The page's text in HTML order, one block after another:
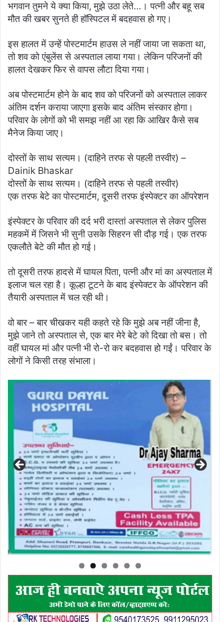
भगवान तुमने ये क्या किया, मुझे उठा लेते…। पत्नी और बहू सब
मौत की खबर सुनते ही हॉस्पिटल में बदहवास हो गए।
इस हालत में उन्हें पोस्टमार्टम हाउस ले नहीं जाया जा सकता था,
तो शव को एंबुलेंस से अस्पताल लाया गया। लेकिन परिजनों की
हालत देखकर फिर से वापस लौटा दिया गया।
अब पोस्टमार्टम होने के बाद शव को परिजनों को अस्पताल लाकर
अंतिम दर्शन कराया जाएगा इसके बाद अंतिम संस्कार होगा।
परिवार के लोगों को भी समझ नहीं आ रहा कि आखिर कैसे सब
मैनेज किया जाए।
दोस्तों के साथ सत्यम। (दाहिने तरफ से पहली तस्वीर) –
Dainik Bhaskar
दोस्तों के साथ सत्यम। (दाहिने तरफ से पहली तस्वीर)
एक तरफ बेटे का पोस्टमार्टम, दूसरी तरफ इंस्पेक्टर का ऑपरेशन
इंस्पेक्टर के परिवार की दर्द भरी दास्तां अस्पताल से लेकर पुलिस
महकमें में जिसने भी सुनी उसके सिहरन सी दौड़ गई। एक तरफ
एकलौते बेटे की मौत हो गई।
तो दूसरी तरफ हादसे में घायल पिता, पत्नी और मां का अस्पताल में
इलाज चल रहा है। कूल्हा टूटने के बाद इंस्पेक्टर के ऑपरेशन की
तैयारी अस्पताल में चल रही थी।
वो बार – बार चीखकर यही कहते रहे कि मुझे अब नहीं जीना है,
मुझे जाने तो अस्पताल से, एक बार मेरे बेटे को दिखा तो बस। तो
वहीं घायल मां और पत्नी भी रो-रो कर बदहवास हो गईं। परिवार के
लोगों ने किसी तरह संभाला।